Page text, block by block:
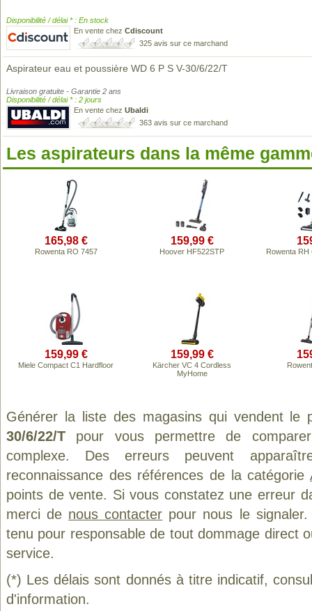
Disponibilité / délai * : En stock
En vente chez Cdiscount
325 avis sur ce marchand
Aspirateur eau et poussière WD 6 P S V-30/6/22/T
Livraison gratuite - Garantie 2 ans
Disponibilité / délai * : 2 jours
En vente chez Ubaldi
363 avis sur ce marchand
Les aspirateurs dans la même
165,98 €
Rowenta RO 7457
159,99 €
Hoover HF522STP Rowenta RH
159,99 €
Miele Compact C1 Hardfloor
159,99 €
Kärcher VC 4 Cordless
MyHome
Générer la liste des magasins qui vendent le
30/6/22/T pour vous permettre de
complexe. Des erreurs peuvent
reconnaissance des références de la catégorie
points de vente. Si vous constatez une erreur
merci de nous contacter pour nous le
tenu pour responsable de tout dommage direct
service.
(*) Les délais sont donnés à titre indicatif,
d'information.